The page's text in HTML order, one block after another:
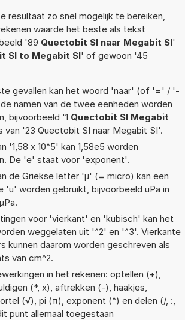
resultaat zo snel mogelijk te bereiken,
waarde het beste als tekst
'89 Quectobit SI naar Megabit SI'
SI to Megabit SI' of gewoon '45
gevallen kan het woord 'naar' (of '=' / '-
namen van de twee eenheden worden
bijvoorbeeld '1 Quectobit SI Megabit
van '23 Quectobit SI naar Megabit SI'.
'1,58 x 10^5' kan 1,58e5 worden
De 'e' staat voor 'exponent'.
de Griekse letter 'µ' (= micro) kan een
'u' worden gebruikt, bijvoorbeeld uPa in
voor 'vierkant' en 'kubisch' kan het
weggelaten uit '^2' en '^3'. Vierkante
kunnen daarom worden geschreven als
van cm^2.
in het rekenen: optellen (+),
(*, x), aftrekken (-), haakjes,
(√), pi (π), exponent (^) en delen (/, :,
punt allemaal toegestaan